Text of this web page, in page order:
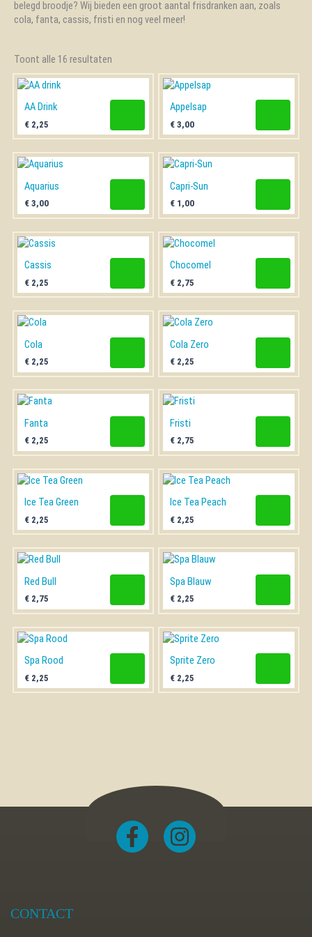
DRINKEN
KAVIAAR
MAALTIJDEN
Kant en klaar
Ovengerecht
SALADES
SCHAAL EN SCHELPDIEREN
SNACKS
VERSE VIS
Gebakken vis
Gerookte vis
VISSCHOTELS
ZUURWAREN
belegd broodje? Wij bieden een groot aantal frisdranken aan, zoals
cola, fanta, cassis, fristi en nog veel meer!
Toont alle 16 resultaten
AA Drink
€ 2,25
Appelsap
€ 3,00
Aquarius
€ 3,00
Capri-Sun
€ 1,00
Cassis
€ 2,25
Chocomel
€ 2,75
Cola
€ 2,25
Cola Zero
€ 2,25
Fanta
€ 2,25
Fristi
€ 2,75
Ice Tea Green
€ 2,25
Ice Tea Peach
€ 2,25
Red Bull
€ 2,75
Spa Blauw
€ 2,25
Spa Rood
€ 2,25
Sprite Zero
€ 2,25
CONTACT